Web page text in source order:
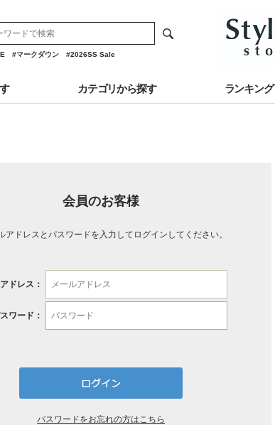
#マークダウン #2026SS Sale
カテゴリから探す ランキング
会員のお客様
アドレスとパスワードを入力してログインしてください。
ドレス：
ワード：
パスワードをお忘れの方はこちら